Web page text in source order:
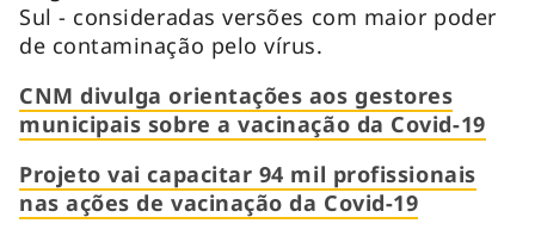
Sul - consideradas versões com maior poder
de contaminação pelo vírus.
CNM divulga orientações aos gestores
municipais sobre a vacinação da Covid-19
Projeto vai capacitar 94 mil profissionais
nas ações de vacinação da Covid-19